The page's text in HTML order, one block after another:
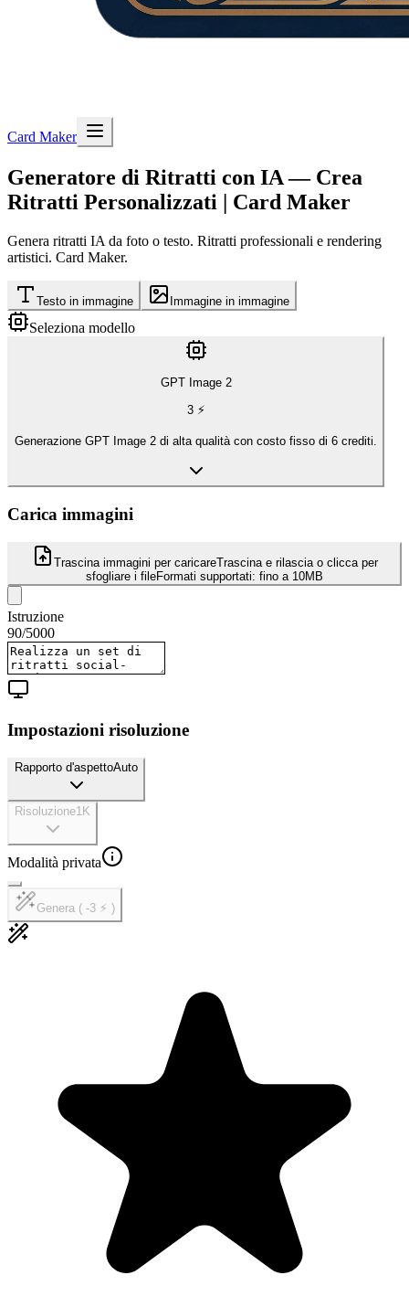
Card Maker
Generatore di Ritratti con IA — Crea
Ritratti Personalizzati | Card Maker
Genera ritratti IA da foto o testo. Ritratti professionali e rendering
artistici. Card Maker.
Testo in immagine Immagine in immagine
Seleziona modello
GPT Image 2
3⚡
Generazione GPT Image 2 di alta qualità con costo fisso di 6 crediti.
Carica immagini
Trascina immagini per caricareTrascina e rilascia o clicca per
sfogliare i fileFormati supportati: fino a 10MB
Istruzione
90/5000
Impostazioni risoluzione
Rapporto d'aspettoAuto
Risoluzione1K
Modalità privata
Genera ( -3 ⚡ )